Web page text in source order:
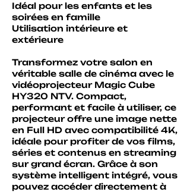
Idéal pour les enfants et les
soirées en famille
Utilisation intérieure et
extérieure
​Transformez votre salon en
véritable salle de cinéma avec le
vidéoprojecteur Magic Cube
HY320 NTV. Compact,
performant et facile à utiliser, ce
projecteur offre une image nette
en Full HD avec compatibilité 4K,
idéale pour profiter de vos films,
séries et contenus en streaming
sur grand écran. Grâce à son
système intelligent intégré, vous
pouvez accéder directement à